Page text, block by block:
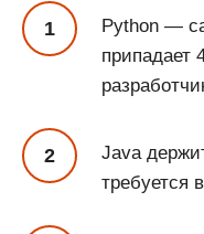
Python —
припадает
Java
требуется